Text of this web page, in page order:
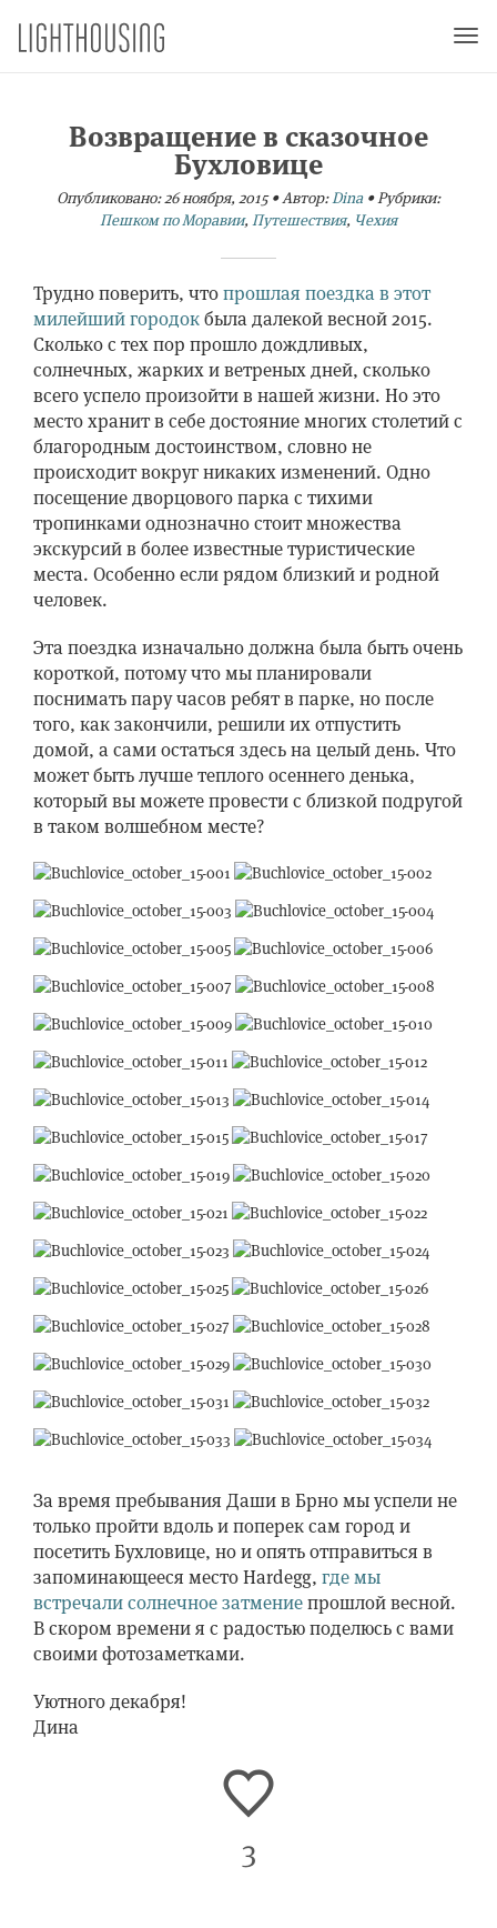
Возвращение в сказочное
Бухловице
Опубликовано:26 ноября, 2015•Автор:Dina•Рубрики:
Пешком по Моравии, Путешествия, Чехия
Трудно поверить, чтопрошлая поездка в этот
милейший городокбыла далекой весной 2015.
Сколько с тех пор прошло дождливых,
солнечных, жарких и ветреных дней, сколько
всего успело произойти в нашей жизни. Но это
место хранит в себе достояние многих столетий с
благородным достоинством, словно не
происходит вокруг никаких изменений. Одно
посещение дворцового парка с тихими
тропинками однозначно стоит множества
экскурсий в более известные туристические
места. Особенно если рядом близкий и родной
человек.
Эта поездка изначально должна была быть очень
короткой, потому что мы планировали
поснимать пару часов ребят в парке, но после
того, как закончили, решили их отпустить
домой, а сами остаться здесь на целый день. Что
может быть лучше теплого осеннего денька,
который вы можете провести с близкой подругой
в таком волшебном месте?
За время пребывания Даши в Брно мы успели не
только пройти вдоль и поперек сам город и
посетить Бухловице, но и опять отправиться в
запоминающееся место Hardegg, где мы
встречали солнечное затмениепрошлой весной.
В скором времени я с радостью поделюсь с вами
своими фотозаметками.
Уютного декабря!
Дина
3